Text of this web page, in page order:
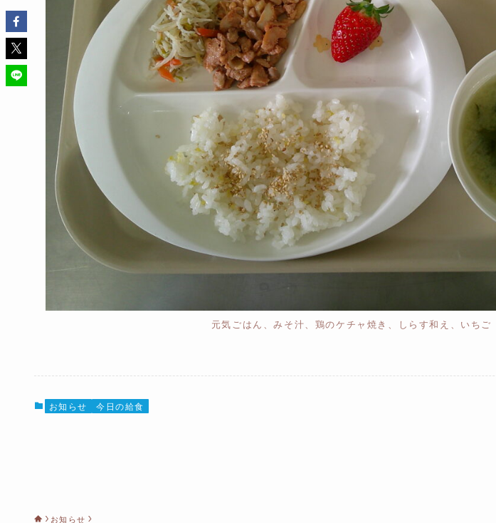
元気ごはん、みそ汁、鶏のケチャ焼き、しらす和え、いちご
お知らせ 今日の給食
お知らせ